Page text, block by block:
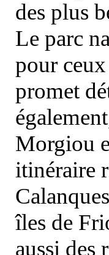
des plus
Le parc
pour
promet
Morgiou
itinéraire
îles de
aussi des